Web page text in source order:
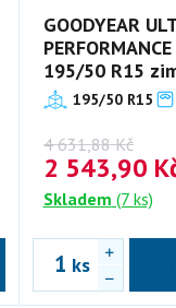
GOODYEAR
195/50 R15
195/50 R15
4 631,88 Kč
2 543,90
Skladem (7 ks)
ks